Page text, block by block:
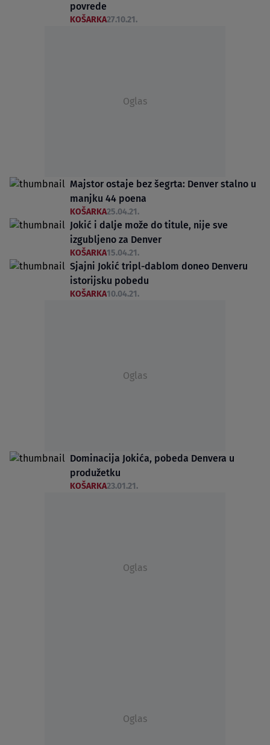
povrede
KOŠARKA27.10.21.
Oglas
Majstor ostaje bez šegrta: Denver stalno u
manjku 44 poena
KOŠARKA25.04.21.
Jokić i dalje može do titule, nije sve
izgubljeno za Denver
KOŠARKA15.04.21.
Sjajni Jokić tripl-dablom doneo Denveru
istorijsku pobedu
KOŠARKA10.04.21.
Oglas
Dominacija Jokića, pobeda Denvera u
produžetku
KOŠARKA23.01.21.
Oglas
Oglas